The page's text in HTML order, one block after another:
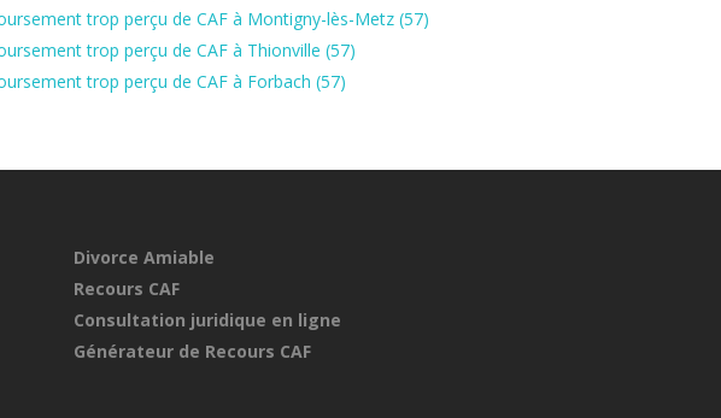
trop perçu de CAF à Montigny-lès-Metz (57)
trop perçu de CAF à Thionville (57)
trop perçu de CAF à Forbach (57)
Divorce Amiable
Recours CAF
Consultation juridique en ligne
Générateur de Recours CAF